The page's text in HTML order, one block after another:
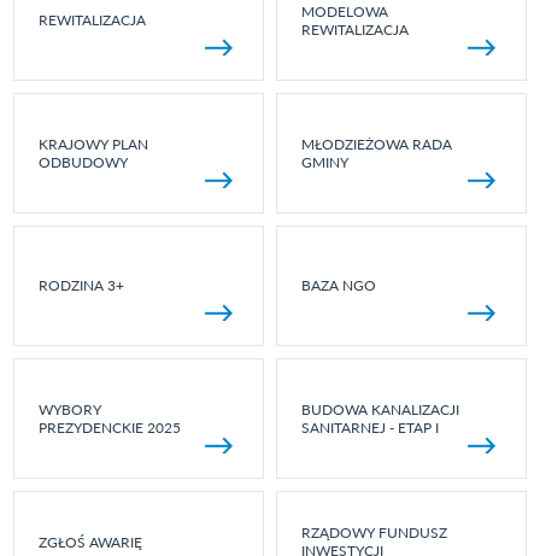
REWITALIZACJA
MODELOWA
REWITALIZACJA
KRAJOWY PLAN
ODBUDOWY
MŁODZIEŻOWA RADA
GMINY
RODZINA 3+ BAZA NGO
WYBORY
PREZYDENCKIE 2025
BUDOWA KANALIZACJI
SANITARNEJ - ETAP I
ZGŁOŚ AWARIĘ
RZĄDOWY FUNDUSZ
INWESTYCJI